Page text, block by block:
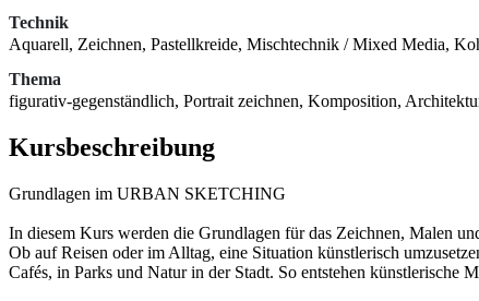
Technik
Aquarell, Zeichnen, Pastellkreide, Mischtechnik / Mixed Media,
Thema
figurativ-gegenständlich, Portrait zeichnen, Komposition,
Kursbeschreibung
Grundlagen im URBAN SKETCHING
In diesem Kurs werden die Grundlagen für das Zeichnen, Malen
Ob auf Reisen oder im Alltag, eine Situation künstlerisch
Cafés, in Parks und Natur in der Stadt. So entstehen künstlerische